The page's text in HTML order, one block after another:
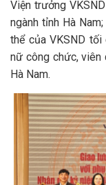
Viện trưởng
ngành tỉnh Hà
thể của VKSND tối
nữ công chức, viên
Hà Nam.